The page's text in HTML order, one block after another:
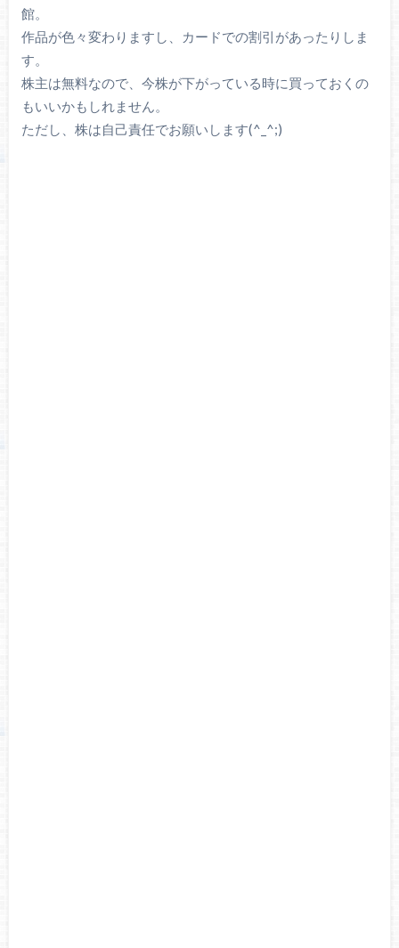
館。
作品が色々変わりますし、カードでの割引があったりしま
す。
株主は無料なので、今株が下がっている時に買っておくの
もいいかもしれません。
ただし、株は自己責任でお願いします(^_^;)